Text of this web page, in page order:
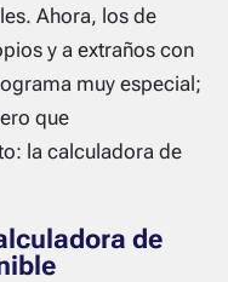
Ahora, los de
y a extraños con
muy especial;
que
la calculadora de
de